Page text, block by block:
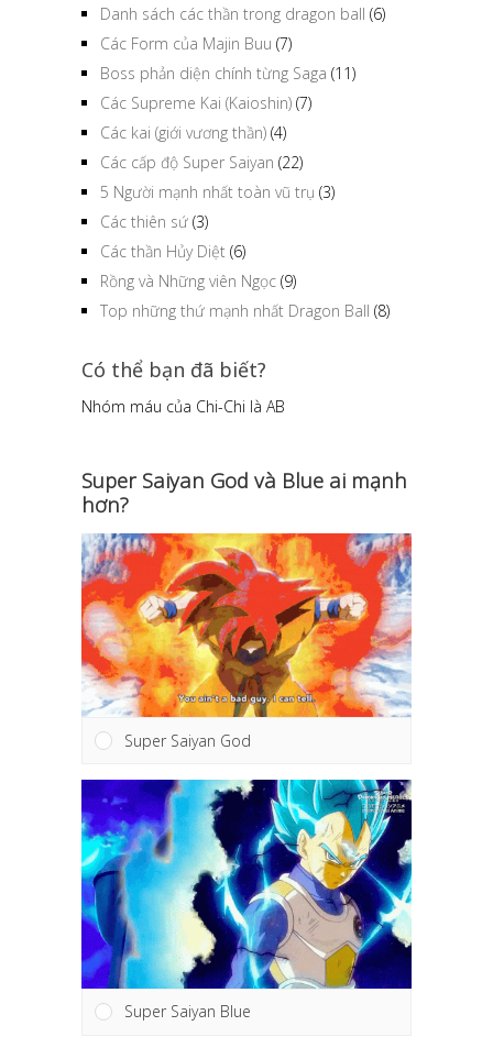
Danh sách các thần trong dragon ball (6)
Các Form của Majin Buu (7)
Boss phản diện chính từng Saga (11)
Các Supreme Kai (Kaioshin) (7)
Các kai (giới vương thần) (4)
Các cấp độ Super Saiyan (22)
5 Người mạnh nhất toàn vũ trụ (3)
Các thiên sứ (3)
Các thần Hủy Diệt (6)
Rồng và Những viên Ngọc (9)
Top những thứ mạnh nhất Dragon Ball (8)
Có thể bạn đã biết?
Nhóm máu của Chi-Chi là AB
Super Saiyan God và Blue ai mạnh
hơn?
Super Saiyan God
Super Saiyan Blue